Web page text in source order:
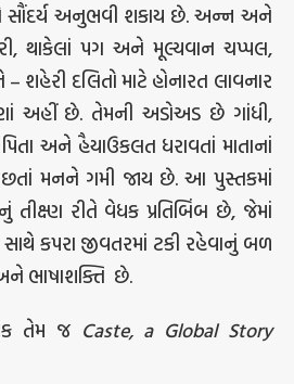
અનુભવી શકાય છે. અન્ન અને
થાકેલાં પગ અને મૂલ્યવાન ચપ્પલ,
– શહેરી દલિતો માટે હોનારત લાવનાર
અહીં છે. તેમની અડોઅડ છે ગાંધી,
અને હૈયાઉકલત ધરાવતાં માતાનાં
છતાં મનને ગમી જાય છે. આ પુસ્તકમાં
તીક્ષ્ણ રીતે વેધક પ્રતિબિંબ છે, જેમાં
કપરા જીવતરમાં ટકી રહેવાનું બળ
ભાષાશક્તિ છે.
તેમ જ Caste, a Global Story